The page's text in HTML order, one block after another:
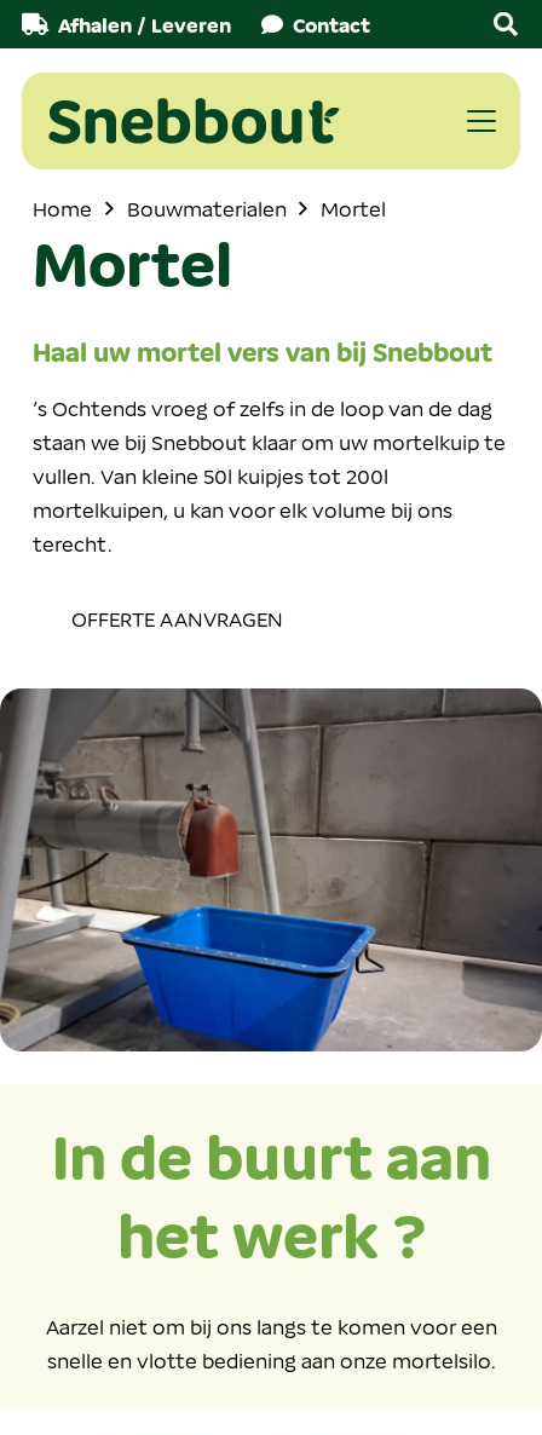
Afhalen / Leveren Contact
Home Bouwmaterialen Mortel
Mortel
Haal uw mortel vers van bij Snebbout
’s Ochtends vroeg of zelfs in de loop van de dag
staan we bij Snebbout klaar om uw mortelkuip te
vullen. Van kleine 50l kuipjes tot 200l
mortelkuipen, u kan voor elk volume bij ons
terecht.
OFFERTE AANVRAGEN
In de buurt aan
het werk ?
Aarzel niet om bij ons langs te komen voor een
snelle en vlotte bediening aan onze mortelsilo.